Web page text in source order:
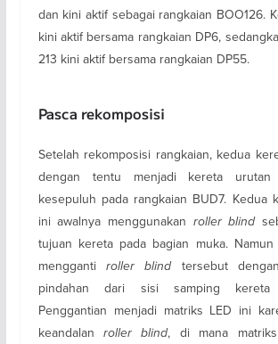
dan kini aktif sebagai rangkaian BOO126.
kini aktif bersama rangkaian DP6,
213 kini aktif bersama rangkaian DP55.
Pasca rekomposisi
Setelah rekomposisi rangkaian, kedua
dengan tentu menjadi kereta urutan
kesepuluh pada rangkaian BUD7. Kedua
ini awalnya menggunakan roller blind
tujuan kereta pada bagian muka. Namun
mengganti roller blindtersebut
pindahan dari sisi samping
Penggantian menjadi matriks LED ini
keandalanroller blind, di mana